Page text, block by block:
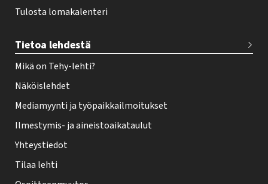
Tulosta lomakalenteri
Tietoa lehdestä
Mikä on Tehy-lehti?
Näköislehdet
Mediamyynti ja työpaikkailmoitukset
Ilmestymis- ja aineistoaikataulut
Yhteystiedot
Tilaa lehti